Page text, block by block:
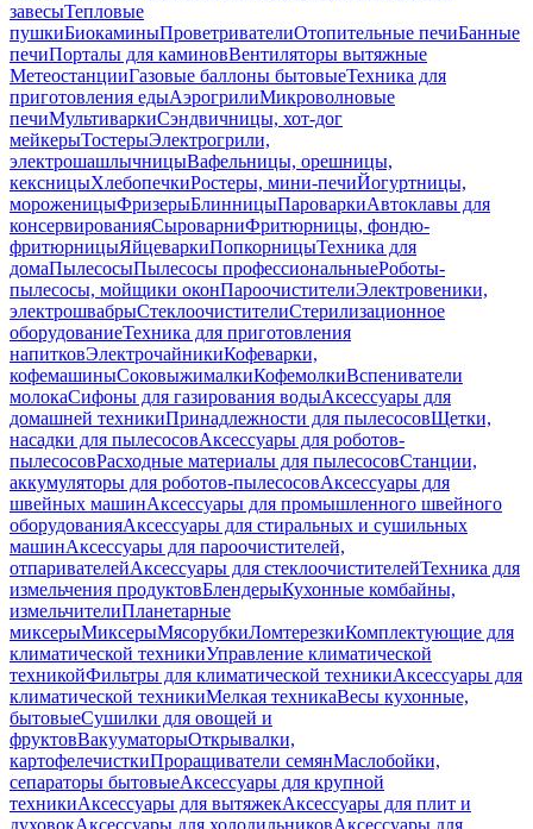
завесыТепловые
пушкиБиокаминыПроветривателиОтопительные печиБанные
печиПорталы для каминовВентиляторы вытяжные
МетеостанцииГазовые баллоны бытовыеТехника для
приготовления едыАэрогрилиМикроволновые
печиМультиваркиСэндвичницы, хот-дог
мейкерыТостерыЭлектрогрили,
электрошашлычницыВафельницы, орешницы,
кексницыХлебопечкиРостеры, мини-печиЙогуртницы,
мороженицыФризерыБлинницыПароваркиАвтоклавы для
консервированияСыроварниФритюрницы, фондю-
фритюрницыЯйцеваркиПопкорницыТехника для
домаПылесосыПылесосы профессиональныеРоботы-
пылесосы, мойщики оконПароочистителиЭлектровеники,
электрошвабрыСтеклоочистителиСтерилизационное
оборудованиеТехника для приготовления
напитковЭлектрочайникиКофеварки,
кофемашиныСоковыжималкиКофемолкиВспениватели
молокаСифоны для газирования водыАксессуары для
домашней техникиПринадлежности для пылесосовЩетки,
насадки для пылесосовАксессуары для роботов-
пылесосовРасходные материалы для пылесосовСтанции,
аккумуляторы для роботов-пылесосовАксессуары для
швейных машинАксессуары для промышленного швейного
оборудованияАксессуары для стиральных и сушильных
машинАксессуары для пароочистителей,
отпаривателейАксессуары для стеклоочистителейТехника для
измельчения продуктовБлендерыКухонные комбайны,
измельчителиПланетарные
миксерыМиксерыМясорубкиЛомтерезкиКомплектующие для
климатической техникиУправление климатической
техникойФильтры для климатической техникиАксессуары для
климатической техникиМелкая техникаВесы кухонные,
бытовыеСушилки для овощей и
фруктовВакууматорыОткрывалки,
картофелечисткиПроращиватели семянМаслобойки,
сепараторы бытовыеАксессуары для крупной
техникиАксессуары для вытяжекАксессуары для плит и
духовокАксессуары для холодильниковАксессуары для